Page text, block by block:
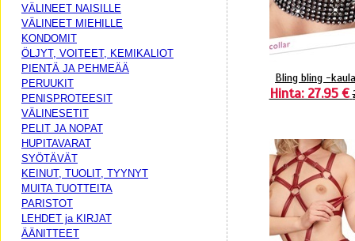
VÄLINEET NAISILLE
VÄLINEET MIEHILLE
KONDOMIT
ÖLJYT, VOITEET, KEMIKALIOT
PIENTÄ JA PEHMEÄÄ
PERUUKIT
PENISPROTEESIT
VÄLINESETIT
PELIT JA NOPAT
HUPITAVARAT
SYÖTÄVÄT
KEINUT, TUOLIT, TYYNYT
MUITA TUOTTEITA
PARISTOT
LEHDET ja KIRJAT
ÄÄNITTEET
Bling bling -
Hinta: 27.95 €